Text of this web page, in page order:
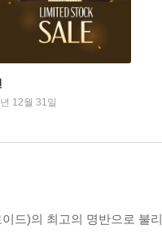
12월 31일
드)의 최고의 명반으로 불